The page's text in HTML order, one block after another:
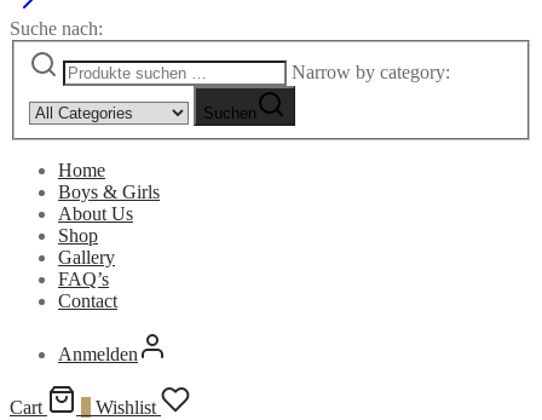
Suche nach:
Narrow by category:
Suchen
Home
Boys & Girls
About Us
Shop
Gallery
FAQ’s
Contact
Anmelden
Cart Wishlist